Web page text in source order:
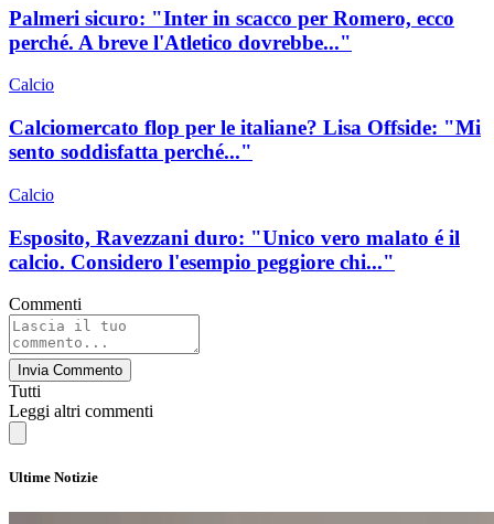
Palmeri sicuro: "Inter in scacco per Romero, ecco
perché. A breve l'Atletico dovrebbe..."
Calcio
Calciomercato flop per le italiane? Lisa Offside: "Mi
sento soddisfatta perché..."
Calcio
Esposito, Ravezzani duro: "Unico vero malato é il
calcio. Considero l'esempio peggiore chi..."
Commenti
Invia Commento
Tutti
Leggi altri commenti
Ultime Notizie